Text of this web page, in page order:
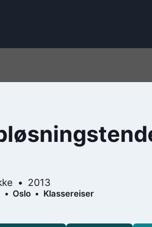
2013
Oslo Klassereiser